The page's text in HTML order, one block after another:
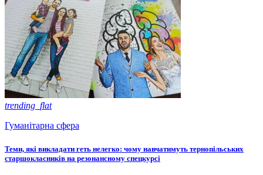
trending_flat
Гуманітарна сфера
Теми, які викладати геть нелегко: чому навчатимуть тернопільських
старшокласників на резонансному спецкурсі